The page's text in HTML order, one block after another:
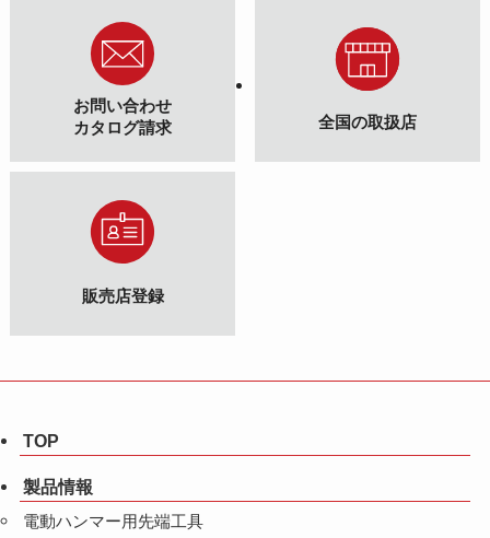
お問い合わせ
カタログ請求
全国の取扱店
販売店登録
TOP
製品情報
電動ハンマー用先端工具